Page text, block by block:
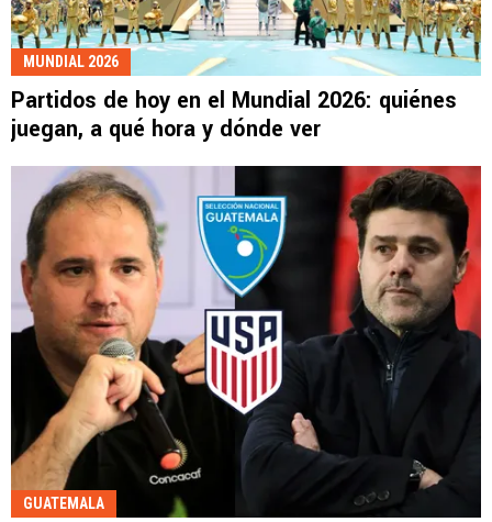
MUNDIAL 2026
Partidos de hoy en el Mundial 2026: quiénes
juegan, a qué hora y dónde ver
GUATEMALA